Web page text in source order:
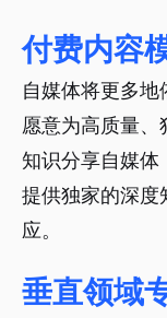
付费内容
自媒体将更多
愿意为高质量、
知识分享自媒体
提供独家的深度
应。
垂直领域